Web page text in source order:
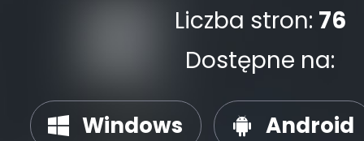
Liczba stron: 76
Dostępne na:
Windows Android